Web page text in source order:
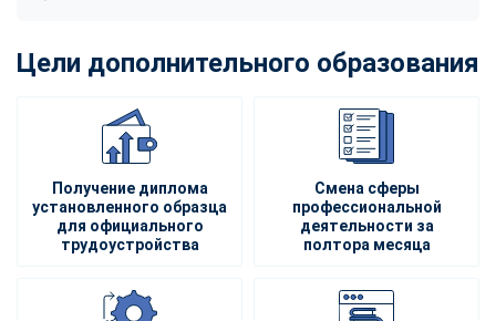
Цели дополнительного образования
Получение диплома
установленного образца
для официального
трудоустройства
Смена сферы
профессиональной
деятельности за
полтора месяца